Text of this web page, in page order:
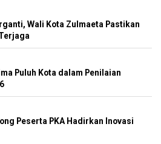
Wali Kota Zulmaeta Pastikan
Puluh Kota dalam Penilaian
Peserta PKA Hadirkan Inovasi